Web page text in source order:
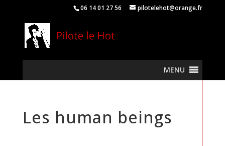
06 14 01 27 56 pilotelehot@orange.fr
MENU
Les human beings